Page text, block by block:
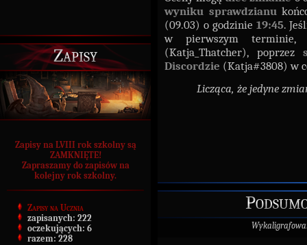
Zapisy
Zapisy na LVIII rok szkolny są
ZAMKNIĘTE!
Zapraszamy do zapisów na
kolejny rok szkolny.
Zapisy na Ucznia
zapisanych: 222
oczekujących: 6
razem: 228
wyniku sprawdzianu
(09.03) o godzinie 19:45.
w pierwszym
(Katja_Thatcher), poprzez
Discordzie (Katja#3808) w
Licząca, że jedyne